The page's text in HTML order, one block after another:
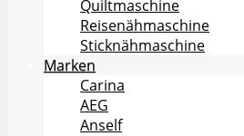
Quiltmaschine
Reisenähmaschine
Sticknähmaschine
Marken
Carina
AEG
Anself